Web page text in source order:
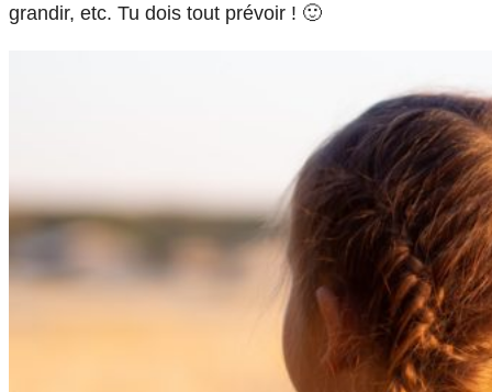
grandir, etc. Tu dois tout prévoir ! 🙂